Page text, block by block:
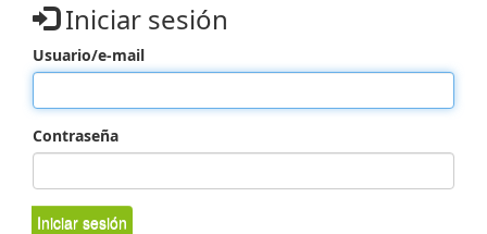
Iniciar sesión
Usuario/e-mail
Contraseña
Iniciar sesión